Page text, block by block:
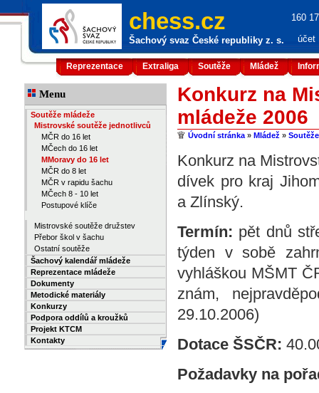
chess.cz
Šachový svaz České republiky z. s.
160
účet
Reprezentace Extraliga Soutěže Mládež
Menu
Soutěže mládeže
Mistrovské soutěže jednotlivců
MČR do 16 let
MČech do 16 let
MMoravy do 16 let
MČR do 8 let
MČR v rapidu šachu
MČech 8 - 10 let
Postupové klíče
Mistrovské soutěže družstev
Přebor škol v šachu
Ostatní soutěže
Šachový kalendář mládeže
Reprezentace mládeže
Dokumenty
Metodické materiály
Konkurzy
Podpora oddílů a kroužků
Projekt KTCM
Kontakty
Konkurz na
mládeže 2006
Úvodní stránka » Mládež »
Konkurz na
dívek pro kraj
a Zlínský.
Termín: pět dnů
týden v sobě
vyhláškou MŠMT
znám,
29.10.2006)
Dotace ŠSČR:
Požadavky na